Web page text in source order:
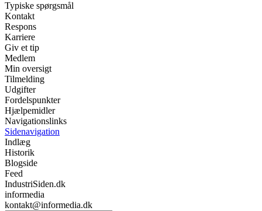
Typiske spørgsmål
Kontakt
Respons
Karriere
Giv et tip
Medlem
Min oversigt
Tilmelding
Udgifter
Fordelspunkter
Hjælpemidler
Navigationslinks
Sidenavigation
Indlæg
Historik
Blogside
Feed
IndustriSiden.dk
informedia
kontakt@informedia.dk